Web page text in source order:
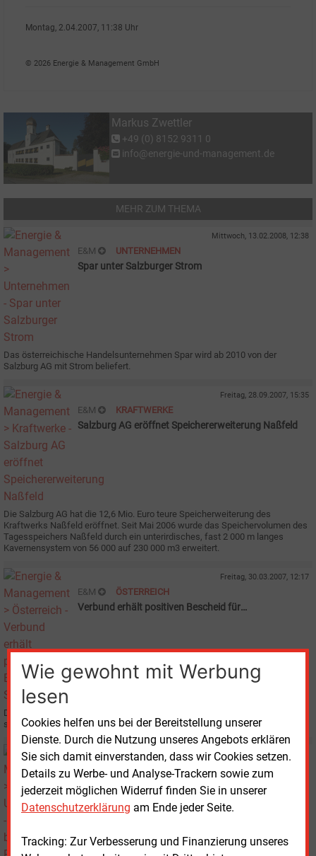
Wie gewohnt mit Werbung
lesen
Cookies helfen uns bei der Bereitstellung unserer
Dienste. Durch die Nutzung unseres Angebots erklären
Sie sich damit einverstanden, dass wir Cookies setzen.
Details zu Werbe- und Analyse-Trackern sowie zum
jederzeit möglichen Widerruf finden Sie in unserer
Datenschutzerklärung am Ende jeder Seite.
Tracking: Zur Verbesserung und Finanzierung unseres
Montag, 2.04.2007, 11:38 Uhr
© 2026 Energie & Management GmbH
Markus Zwettler
+49 (0) 8152 9311 0
info@energie-und-management.de
MEHR ZUM THEMA
Mittwoch, 13.02.2008, 12:38
E&M UNTERNEHMEN
Spar unter Salzburger Strom
Das österreichische Handelsunternehmen Spar wird ab 2010 von der
Salzburg AG mit Strom beliefert.
Freitag, 28.09.2007, 15:35
E&M KRAFTWERKE
Salzburg AG eröffnet Speichererweiterung Naßfeld
Die Salzburg AG hat die 12,6 Mio. Euro teure Speicherweiterung des
Kraftwerks Naßfeld eröffnet. Seit Mai 2006 wurde das Speichervolumen des
Tagesspeichers Naßfeld durch ein unterirdisches, fast 2 000 m langes
Kavernensystem von 56 000 auf 230 000 m3 erweitert.
Freitag, 30.03.2007, 12:17
E&M ÖSTERREICH
Verbund erhält positiven Bescheid für
Der Wiener Verbund-Konzern ist dem Ziel, den 380-kV-Ring in Österreich zu
schließen, wieder einen Schritt näher gekommen.
Freitag, 15.12.2006, 16:13
E&M UNTERNEHMEN
Salzburg AG beschließt Rekord-Investitionen